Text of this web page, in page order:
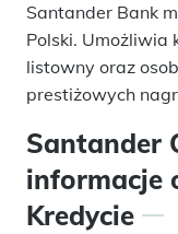
Santander Bank
Polski. Umożliwia
listowny oraz
prestiżowych
Santander
informacje
Kredycie